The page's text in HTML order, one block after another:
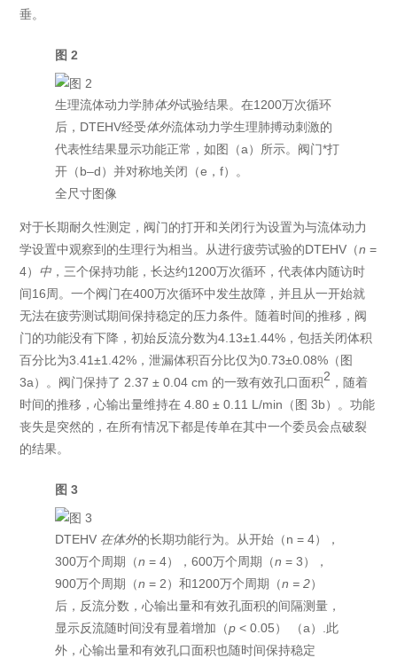
垂。
图 2
生理流体动力学肺体外试验结果。在1200万次循环
后，DTEHV经受体外流体动力学生理肺搏动刺激的
代表性结果显示功能正常，如图（a）所示。阀门*打
开（b–d）并对称地关闭（e，f）。
全尺寸图像
对于长期耐久性测定，阀门的打开和关闭行为设置为与流体动力
学设置中观察到的生理行为相当。从进行疲劳试验的DTEHV（n =
4） 中 ，三个保持功能，长达约1200万次循环，代表体内随访时
间16周。一个阀门在400万次循环中发生故障，并且从一开始就
无法在疲劳测试期间保持稳定的压力条件。随着时间的推移，阀
门的功能没有下降，初始反流分数为4.13±1.44%，包括关闭体积
百分比为3.41±1.42%，泄漏体积百分比仅为0.73±0.08%（图
3a）。阀门保持了 2.37 ± 0.04 cm 的一致有效孔口面积2 ，随着
时间的推移，心输出量维持在 4.80 ± 0.11 L/min（图 3b）。功能
丧失是突然的，在所有情况下都是传单在其中一个委员会点破裂
的结果。
图 3
DTEHV 在体外的长期功能行为。从开始（n = 4），
300万个周期（n = 4），600万个周期（n = 3），
900万个周期（n = 2）和1200万个周期（n = 2）
后，反流分数，心输出量和有效孔面积的间隔测量，
显示反流随时间没有显着增加（p < 0.05） （a）.此
外，心输出量和有效孔口面积也随时间保持稳定